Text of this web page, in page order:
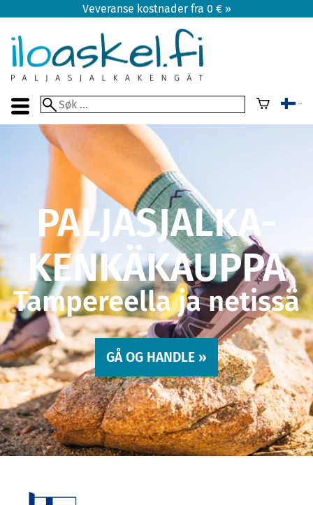
Veveranse kostnader fra 0 € »
PALJASJALKA-
KENKÄKAUPPA
Tampereella ja netissä
GÅ OG HANDLE »